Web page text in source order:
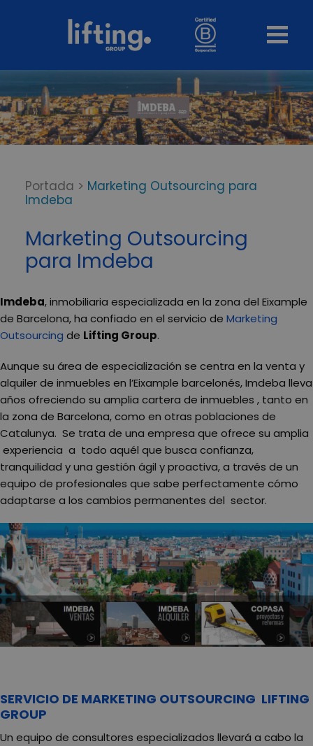
Portada > Marketing Outsourcing para
Imdeba
Marketing Outsourcing
para Imdeba
Imdeba, inmobiliaria especializada en la zona del Eixample
de Barcelona, ha confiado en el servicio de Marketing
Outsourcing de Lifting Group.
Aunque su área de especialización se centra en la venta y
alquiler de inmuebles en l’Eixample barcelonés, Imdeba lleva
años ofreciendo su amplia cartera de inmuebles , tanto en
la zona de Barcelona, como en otras poblaciones de
Catalunya. Se trata de una empresa que ofrece su amplia
experiencia a todo aquél que busca confianza,
tranquilidad y una gestión ágil y proactiva, a través de un
equipo de profesionales que sabe perfectamente cómo
adaptarse a los cambios permanentes del sector.
SERVICIO DE MARKETING OUTSOURCING LIFTING
GROUP
Un equipo de consultores especializados llevará a cabo la